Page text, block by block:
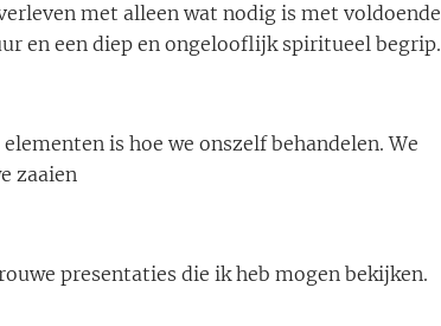
met alleen wat nodig is met voldoende
en een diep en ongelooflijk spiritueel begrip.
is hoe we onszelf behandelen. We
🙏🏽
presentaties die ik heb mogen bekijken.
🌙 🌟